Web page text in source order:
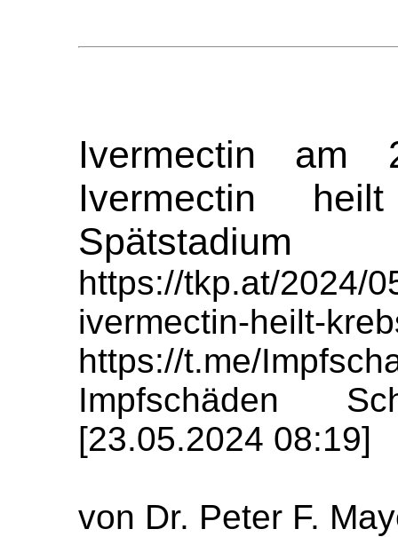
Ivermectin am
Ivermectin
Spätstadium
https://tkp.at/2024/
ivermectin-heilt-
https://t.me/
Impfschäden
[23.05.2024 08:19]
von Dr. Peter F.